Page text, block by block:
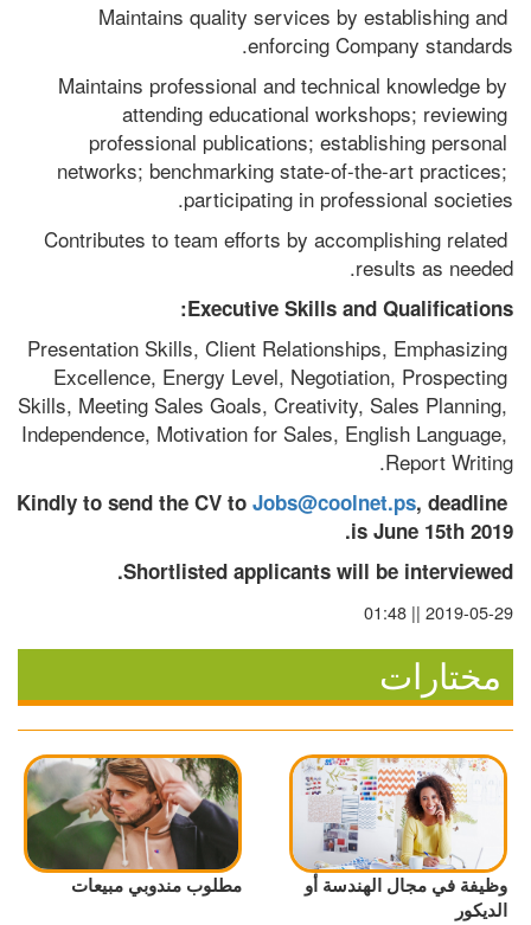
Maintains quality services by establishing and
enforcing Company standards.
Maintains professional and technical knowledge by
attending educational workshops; reviewing
professional publications; establishing personal
networks; benchmarking state-of-the-art practices;
participating in professional societies.
Contributes to team efforts by accomplishing related
results as needed.
Executive Skills and Qualifications:
Presentation Skills, Client Relationships, Emphasizing
Excellence, Energy Level, Negotiation, Prospecting
Skills, Meeting Sales Goals, Creativity, Sales Planning,
Independence, Motivation for Sales, English Language,
Report Writing.
Kindly to send the CV to Jobs@coolnet.ps, deadline
is June 15th 2019.
Shortlisted applicants will be interviewed.
2019-05-29 || 01:48
مختارات
وظيفة في مجال الهندسة أو
الديكور
مطلوب مندوبي مبيعات